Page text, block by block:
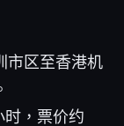
市区至香港机
，票价约